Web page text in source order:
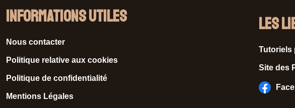
Informations Utiles
Nous contacter
Politique relative aux cookies
Politique de confidentialité
Mentions Légales
Les
Tutoriels
Site des